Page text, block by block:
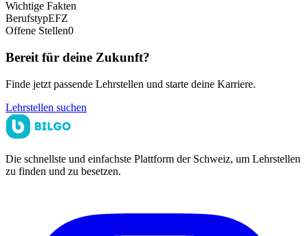
Wichtige Fakten
BerufstypEFZ
Offene Stellen0
Bereit für deine Zukunft?
Finde jetzt passende Lehrstellen und starte deine Karriere.
Lehrstellen suchen
Die schnellste und einfachste Plattform der Schweiz, um Lehrstellen
zu finden und zu besetzen.